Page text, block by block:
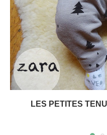
LES PETITES